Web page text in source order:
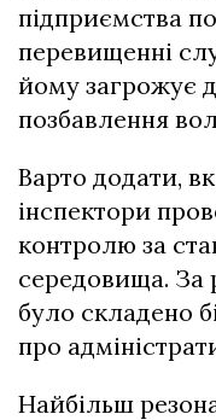
підприємства
перевищенні
йому загрожує
позбавлення
Варто додати,
інспектори
контролю за
середовища. За
було складено
про
Найбільш